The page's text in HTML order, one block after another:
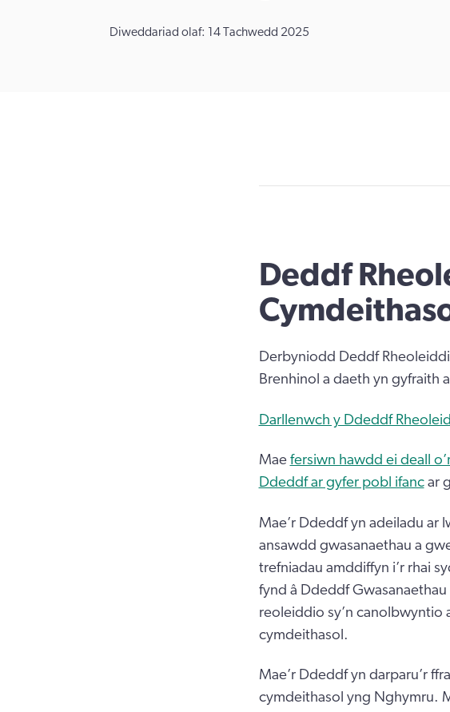
Diweddariad olaf: 14 Tachwedd 2025
Deddf
Derbyniodd Deddf
Brenhinol a daeth yn gyfraith
Darllenwch y Ddeddf
Mae fersiwn hawdd ei deall
Ddeddf ar gyfer pobl ifancar
Mae’r Ddeddf yn adeiladu ar
ansawdd gwasanaethau a
trefniadau amddiffyn i’r rhai
fynd â Ddeddf
reoleiddio sy’n canolbwyntio
cymdeithasol.
Mae’r Ddeddf yn darparu’r
cymdeithasol yng Nghymru.